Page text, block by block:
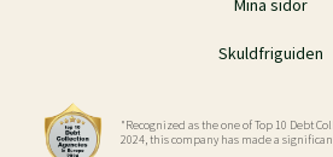
Mina sidor
Skuldfriguiden
"Recognized as the one of Top 10 Debt
2024, this company has made a